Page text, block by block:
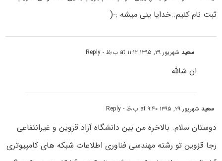
ثبت نام کنیم..خدایا ینی میشه :-(
سعیدشهریور ۲۹, ۱۳۹۵ at ۱۱:۱۲ ب٫ظ - Reply
ان شالله
سعیدشهریور ۲۹, ۱۳۹۵ at ۹:۴۰ ب٫ظ - Reply
دوستان سلام. بالاخره من بین دانشگاه آزاد قزوین و غیرانتفاعی
رجا قزوین تو رشته مهندسی فناوری اطلاعات شبکه های کامپیوتری